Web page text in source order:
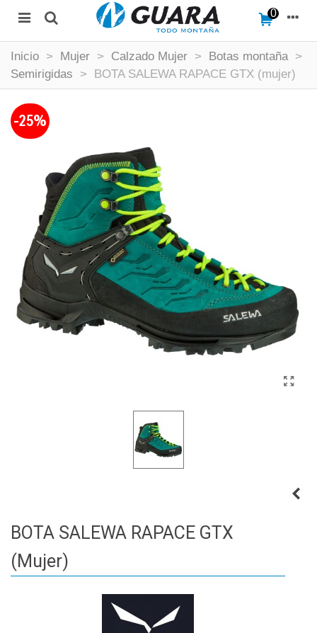
0
Inicio > Mujer > Calzado Mujer > Botas montaña >
Semirigidas
> BOTA SALEWA RAPACE GTX (mujer)
-25%
BOTA SALEWA RAPACE GTX
(mujer)